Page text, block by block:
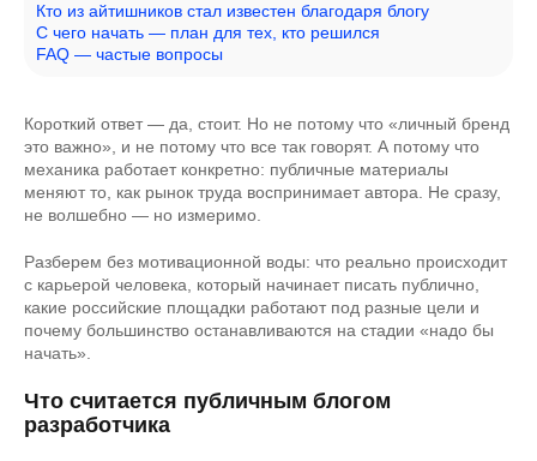
Кто из айтишников стал известен благодаря блогу
С чего начать — план для тех, кто решился
FAQ — частые вопросы
Короткий ответ — да, стоит. Но не потому что «личный бренд
это важно», и не потому что все так говорят. А потому что
механика работает конкретно: публичные материалы
меняют то, как рынок труда воспринимает автора. Не сразу,
не волшебно — но измеримо.
Разберем без мотивационной воды: что реально происходит
с карьерой человека, который начинает писать публично,
какие российские площадки работают под разные цели и
почему большинство останавливаются на стадии «надо бы
начать».
Что считается публичным блогом
разработчика